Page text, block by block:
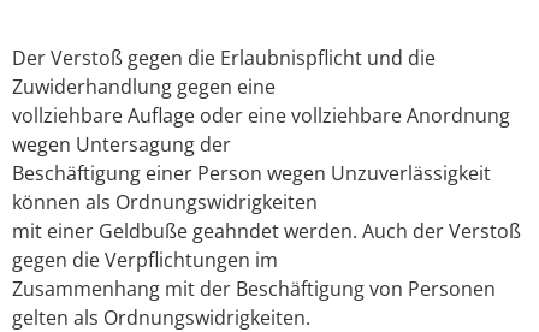
Der Verstoß gegen die Erlaubnispflicht und die
Zuwiderhandlung gegen eine
vollziehbare Auflage oder eine vollziehbare Anordnung
wegen Untersagung der
Beschäftigung einer Person wegen Unzuverlässigkeit
können als Ordnungswidrigkeiten
mit einer Geldbuße geahndet werden. Auch der Verstoß
gegen die Verpflichtungen im
Zusammenhang mit der Beschäftigung von Personen
gelten als Ordnungswidrigkeiten.